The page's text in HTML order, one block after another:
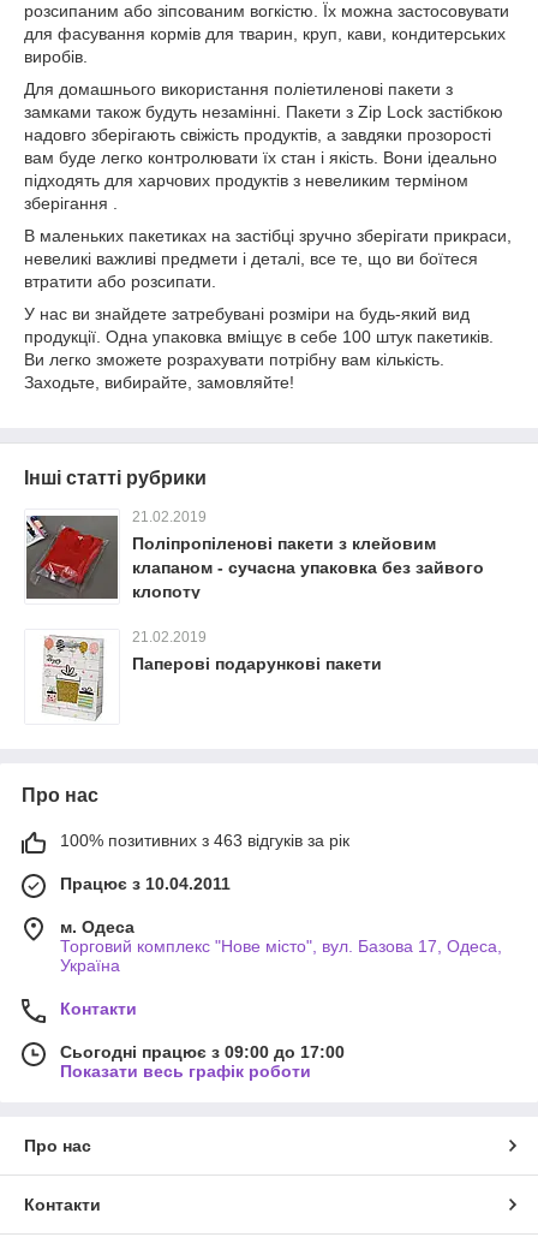
розсипаним або зіпсованим вогкістю. Їх можна застосовувати
для фасування кормів для тварин, круп, кави, кондитерських
виробів.
Для домашнього використання поліетиленові пакети з
замками також будуть незамінні. Пакети з Zip Lock застібкою
надовго зберігають свіжість продуктів, а завдяки прозорості
вам буде легко контролювати їх стан і якість. Вони ідеально
підходять для харчових продуктів з невеликим терміном
зберігання .
В маленьких пакетиках на застібці зручно зберігати прикраси,
невеликі важливі предмети і деталі, все те, що ви боїтеся
втратити або розсипати.
У нас ви знайдете затребувані розміри на будь-який вид
продукції. Одна упаковка вміщує в себе 100 штук пакетиків.
Ви легко зможете розрахувати потрібну вам кількість.
Заходьте, вибирайте, замовляйте!
Інші статті рубрики
21.02.2019
Поліпропіленові пакети з клейовим
клапаном - сучасна упаковка без зайвого
клопоту
21.02.2019
Паперові подарункові пакети
Про нас
100% позитивних з 463 відгуків за рік
Працює з 10.04.2011
м. Одеса
Торговий комплекс "Нове місто", вул. Базова 17, Одеса,
Україна
Контакти
Сьогодні працює з 09:00 до 17:00
Показати весь графік роботи
Про нас
Контакти